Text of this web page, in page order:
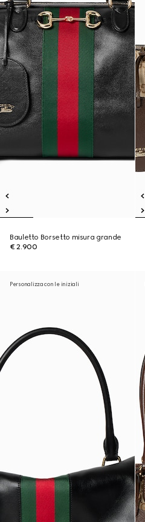
Bauletto Borsetto misura grande
€ 2.900
Personalizza con le iniziali